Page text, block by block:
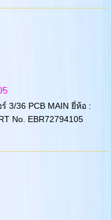
3/36 PCB MAIN ยี่ห้อ :
No. EBR72794105